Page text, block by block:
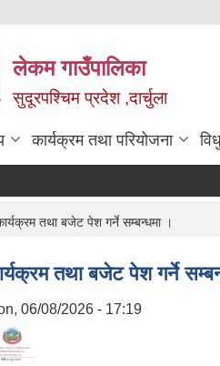
लेकम गाउँपालिका
सुदूरपश्चिम प्रदेश ,दार्चुला
कार्यक्रम तथा परियोजना
तथा बजेट पेश गर्ने सम्बन्धमा ।
तथा बजेट पेश गर्ने
06/08/2026 - 17:19